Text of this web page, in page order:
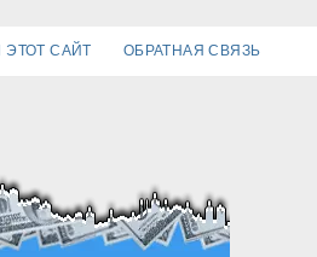
ЭТОТ САЙТ ОБРАТНАЯ СВЯЗЬ